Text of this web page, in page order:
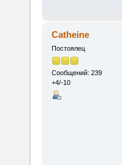
Catheine
Постоялец
Сообщений: 239
+4/-10